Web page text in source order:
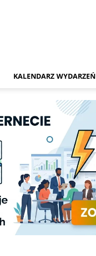
KALENDARZ WYDARZEŃ